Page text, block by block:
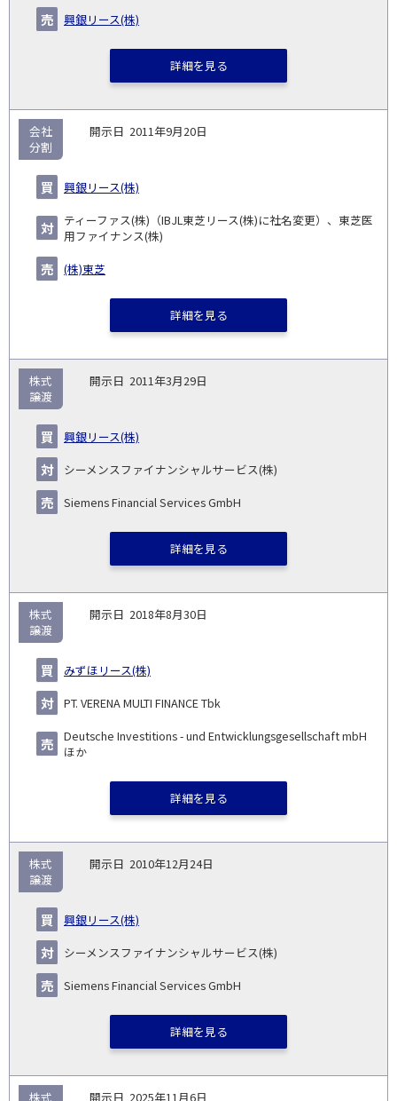
興銀リース(株)
詳細を見る
2011年9月20日
興銀リース(株)
ティーファス(株)（IBJL東芝リース(株)に社名変更）、東芝医
用ファイナンス(株)
(株)東芝
会社
分割
詳細を見る
2011年3月29日
興銀リース(株)
シーメンスファイナンシャルサービス(株)
Siemens Financial Services GmbH
株式
譲渡
詳細を見る
2018年8月30日
みずほリース(株)
PT. VERENA MULTI FINANCE Tbk
Deutsche Investitions - und Entwicklungsgesellschaft mbH
ほか
株式
譲渡
詳細を見る
2010年12月24日
興銀リース(株)
シーメンスファイナンシャルサービス(株)
Siemens Financial Services GmbH
株式
譲渡
詳細を見る
2025年11月6日
株式